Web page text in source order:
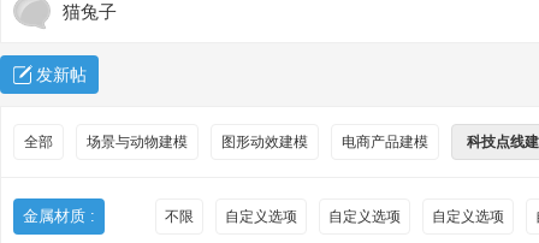
猫兔子
发新帖
全部 场景与动物建模 图形动效建模 电商产品建模 科技点线
金属材质 : 不限 自定义选项 自定义选项 自定义选项